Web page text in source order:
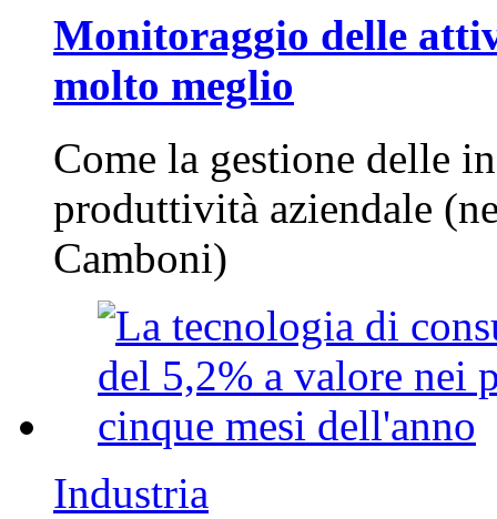
Monitoraggio delle
molto meglio
Come la gestione delle
produttività aziendale
Camboni)
Industria